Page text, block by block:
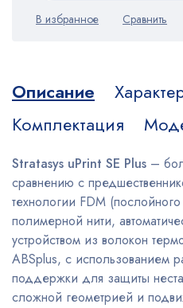
Описание
Комплектация
Stratasys uPrint SE Plus –
сравнению с
технологии FDM
полимерной нити,
устройством из волокон
ABSplus, с использованием
поддержки для защиты
сложной геометрией и